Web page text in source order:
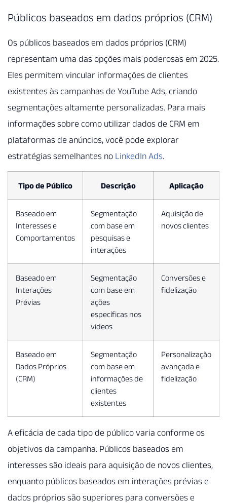
Públicos baseados em dados próprios (CRM)
Os públicos baseados em dados próprios (CRM)
representam uma das opções mais poderosas em 2025.
Eles permitem vincular informações de clientes
existentes às campanhas de YouTube Ads, criando
segmentações altamente personalizadas. Para mais
informações sobre como utilizar dados de CRM em
plataformas de anúncios, você pode explorar
estratégias semelhantes no LinkedIn Ads.
Tipo de Público Descrição Aplicação
Baseado em
Interesses e
Comportamentos
Segmentação
com base em
pesquisas e
interações
Aquisição de
novos clientes
Baseado em
Interações
Prévias
Segmentação
com base em
ações
específicas nos
vídeos
Conversões e
fidelização
Baseado em
Dados Próprios
(CRM)
Segmentação
com base em
informações de
clientes
existentes
Personalização
avançada e
fidelização
A eficácia de cada tipo de público varia conforme os
objetivos da campanha. Públicos baseados em
interesses são ideais para aquisição de novos clientes,
enquanto públicos baseados em interações prévias e
dados próprios são superiores para conversões e